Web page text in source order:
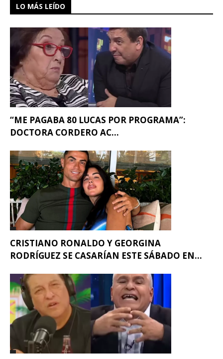
LO MÁS LEÍDO
“ME PAGABA 80 LUCAS POR PROGRAMA”:
DOCTORA CORDERO AC...
CRISTIANO RONALDO Y GEORGINA
RODRÍGUEZ SE CASARÍAN ESTE SÁBADO EN...